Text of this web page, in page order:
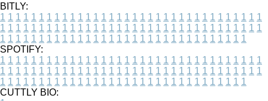
BITLY:
1 1 1 1 1 1 1 1 1 1 1 1 1 1 1 1 1 1 1 1 1 1 1 1 1 1 1 1 1 1 1 1 1 1
1 1 1 1 1 1 1 1 1 1 1 1 1 1 1 1 1 1 1 1 1 1 1 1 1 1 1 1 1 1 1 1 1 1
1 1 1 1 1 1 1 1 1 1 1 1 1 1 1 1 1 1 1 1 1 1 1 1 1 1 1 1 1 1 1 1
SPOTIFY:
1 1 1 1 1 1 1 1 1 1 1 1 1 1 1 1 1 1 1 1 1 1 1 1 1 1 1 1 1 1 1 1 1 1
1 1 1 1 1 1 1 1 1 1 1 1 1 1 1 1 1 1 1 1 1 1 1 1 1 1 1 1 1 1 1 1 1 1
1 1 1 1 1 1 1 1 1 1 1 1 1 1 1 1 1 1 1 1 1 1 1 1 1 1 1 1 1 1 1 1
CUTTLY BIO: